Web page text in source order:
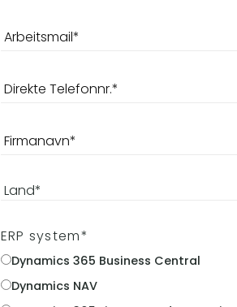
ERP system*
Dynamics 365 Business Central
Dynamics NAV